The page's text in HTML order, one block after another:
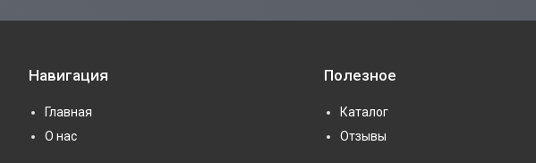
Навигация
Главная
О нас
Полезное
Каталог
Отзывы